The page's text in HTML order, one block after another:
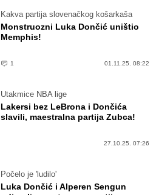
Kakva partija slovenačkog košarkaša
Monstruozni Luka Dončić uništio
Memphis!
1 01.11.25. 08:22
Utakmice NBA lige
Lakersi bez LeBrona i Dončića
slavili, maestralna partija Zubca!
27.10.25. 07:26
Počelo je 'ludilo'
Luka Dončić i Alperen Sengun